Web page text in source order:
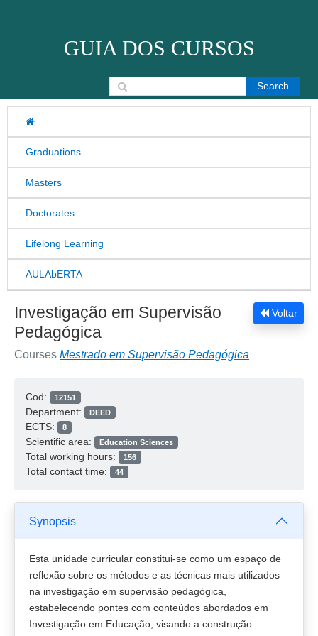
GUIA DOS CURSOS
Graduations
Masters
Doctorates
Lifelong Learning
AULAbERTA
Search for:
Voltar
Investigação em Supervisão
Pedagógica
Courses Mestrado em Supervisão Pedagógica
Cod: 12151
Department: DEED
ECTS: 8
Scientific area: Education Sciences
Total working hours: 156
Total contact time: 44
Synopsis
Esta unidade curricular constitui-se como um espaço de
reflexão sobre os métodos e as técnicas mais utilizados
na investigação em supervisão pedagógica,
estabelecendo pontes com conteúdos abordados em
Investigação em Educação, visando a construção